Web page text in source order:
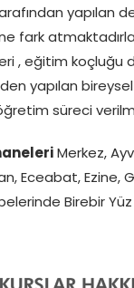
yapılan
fark
, eğitim koçluğu
yapılan bireysel
süreci
Merkez,
Eceabat, Ezine,
Birebir